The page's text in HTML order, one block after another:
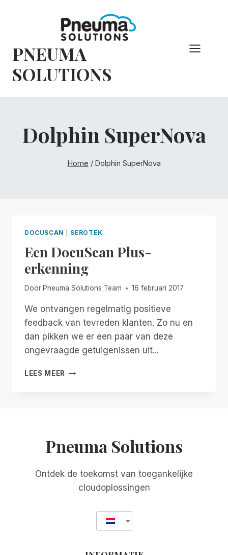
PNEUMA
SOLUTIONS
Dolphin SuperNova
Home / Dolphin SuperNova
DOCUSCAN SEROTEK
Een DocuScan Plus-
erkenning
Door Pneuma Solutions Team 16 februari 2017
We ontvangen regelmatig positieve
feedback van tevreden klanten. Zo nu en
dan pikken we er een paar van deze
ongevraagde getuigenissen uit...
LEES MEER EEN
Pneuma Solutions
Ontdek de toekomst van toegankelijke
cloudoplossingen